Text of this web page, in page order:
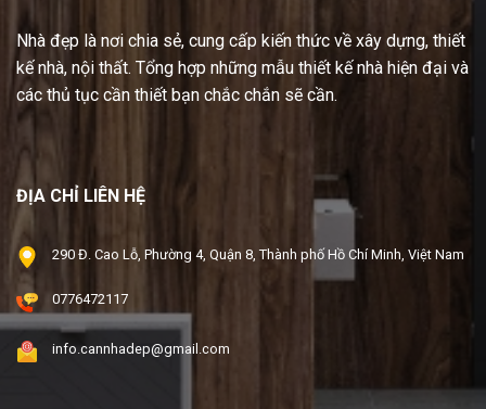
Nhà đẹp là nơi chia sẻ, cung cấp kiến thức về xây dựng, thiết
kế nhà, nội thất. Tổng hợp những mẫu thiết kế nhà hiện đại và
các thủ tục cần thiết bạn chắc chắn sẽ cần.
ĐỊA CHỈ LIÊN HỆ
290 Đ. Cao Lỗ, Phường 4, Quận 8, Thành phố Hồ Chí Minh, Việt Nam
0776472117
info.cannhadep@gmail.com